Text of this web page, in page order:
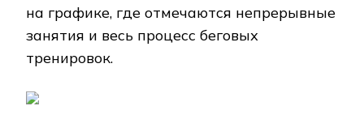
на графике, где отмечаются непрерывные
занятия и весь процесс беговых
тренировок.